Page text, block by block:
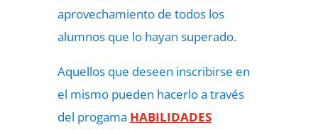
aprovechamiento de todos los
alumnos que lo hayan superado.
Aquellos que deseen inscribirse en
el mismo pueden hacerlo a través
del progama HABILIDADES